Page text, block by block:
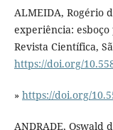
ALMEIDA, Rogério
experiência: esboço
Revista Científica,
https://doi.org/
» https://doi.org/
ANDRADE, Oswald